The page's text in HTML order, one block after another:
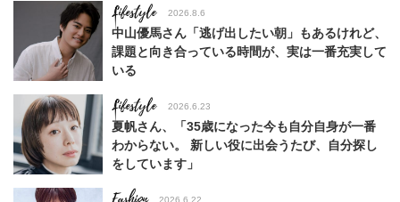
Lifestyle 2026.8.6
中山優馬さん「逃げ出したい朝」もあるけれど、
課題と向き合っている時間が、実は一番充実して
いる
Lifestyle 2026.6.23
夏帆さん、「35歳になった今も自分自身が一番
わからない。 新しい役に出会うたび、自分探し
をしています」
2026.6.22